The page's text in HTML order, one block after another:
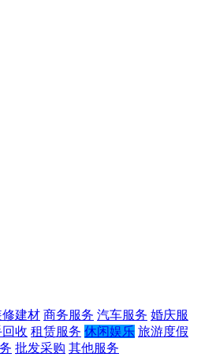
修建材 商务服务 汽车服务 婚庆服
回收 租赁服务 休闲娱乐 旅游度假
批发采购 其他服务